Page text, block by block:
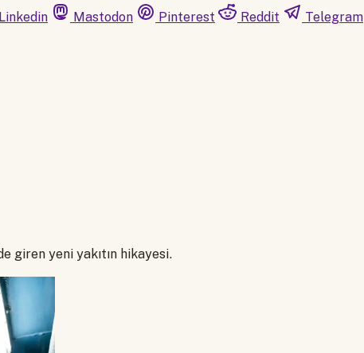
Linkedin Mastodon Pinterest Reddit Telegram
giren yeni yakıtın hikayesi.